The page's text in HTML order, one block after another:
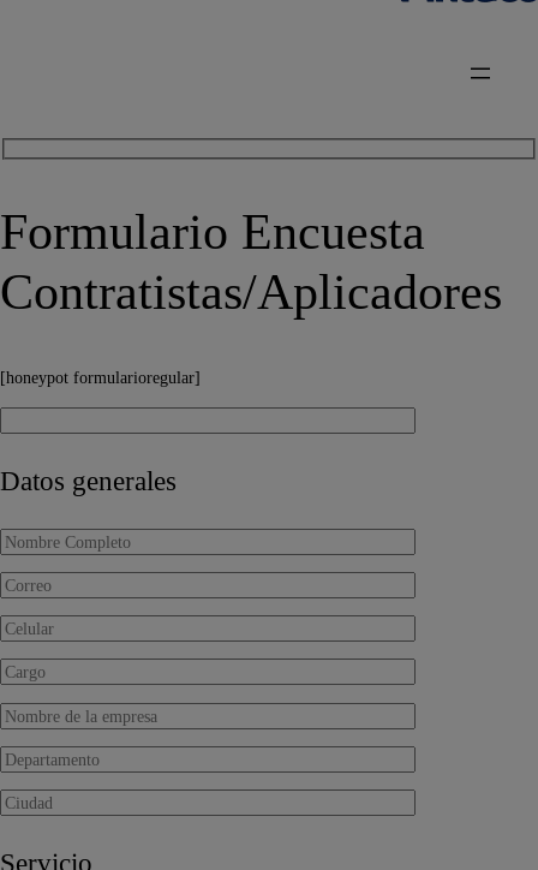
Formulario Encuesta
Contratistas/Aplicadores
[honeypot formularioregular]
Datos generales
Servicio